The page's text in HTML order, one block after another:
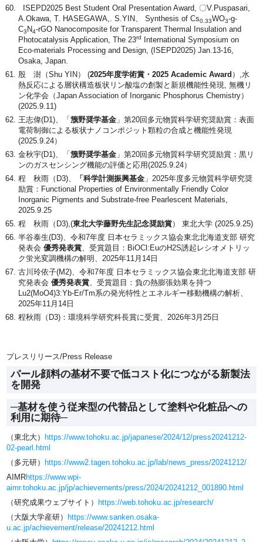
ISEPD2025 Best Student Oral Presentation Award, 〇V.Puspasari,
A.Okawa, T. HASEGAWA,. S.YIN、 Synthesis of Cs0.33WO3-g-
C3 N4-rGO Nanocomposite for Transparent Thermal Insulation and
Photocatalysis Application, The 23rd
International Symposium on
Eco-materials Processing and Design, (ISEPD2025) Jan.13-16,
Osaka, Japan.
殷 澍（Shu YIN） (2025年度学術賞・2025 Academic Award ）,水
熱反応による層状構造板状リン酸塩の創製と新規機能性発現, 無機リ
ン化学会（Japan Association of Inorganic Phosphorus Chemistry）
(2025.9.11)
王志偉(D1)、「籏野奨学基金 」第20回多元物質科学研究奨励賞：表面
電荷制御による板状ナノコンポジット顆粒の合成と機能性発現
(2025.9.24）
金秋宇(D1)、「籏野奨学基金 」第20回多元物質科学研究奨励賞：黒リ
ンのガスセンシング機能の評価と応用(2025.9.24）
程 秋雨（D3)、
「科学計測振興基金 」2025年度多元物質科学研究奨
励賞：Functional Properties of Environmentally Friendly Color
Inorganic Pigments and Substrate-free Pearlescent Materials,
2025.9.25
程 秋雨（D3),(東北大学藤野先生記念奨励賞） 東北大学 (2025.9.25)
半谷泰生(D3)、令和7年度 日本セラミックス協会東北北海道支部 研究
発表会優秀発表賞、受賞題目：BiOCl:EuのH2S誘起レシオメトリッ
ク蛍光変調機構の解明、2025年11月14日
古川玲依子(M2)、令和7年度 日本セラミックス協会東北北海道支部 研
究発表会優秀発表賞、受賞題目：負の熱膨張効果を持つ
Lu2(MoO4)3:Yb-Er/Tm系の発光特性とエネルギー移動機構の解析、
2025年11月14日
程秋雨（D3)：環境科学研究科長賞に受賞、2026年3月25日
プレスリリース/Press Release
パール顔料の基材不要で低コスト化につながる新製法
を開発
─基材を使う従来型の代替品として塗料や化粧品への
利用に期待─
（東北大）
https://www.tohoku.ac.jp/japanese/2024/12/press20241212-
02-pearl.html
（多元研）
https://www2.tagen.tohoku.ac.jp/lab/news_press/20241212/
AIMRhttps://www.wpi-
aimr.tohoku.ac.jp/jp/achievements/press/2024/20241212_001890.html
（研究成果ウェブサイト）
https://web.tohoku.ac.jp/research/
（大阪大学産研）
https://www.sanken.osaka-
u.ac.jp/achievement/release/20241212.html